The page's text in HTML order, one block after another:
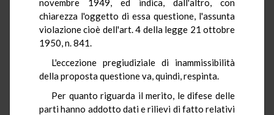
novembre 1949, ed indica, dall'altro, con
chiarezza l'oggetto di essa questione, l'assunta
violazione cioè dell'art. 4 della legge 21 ottobre
1950, n. 841.
L'eccezione pregiudiziale di inammissibilità
della proposta questione va, quindi, respinta.
Per quanto riguarda il merito, le difese delle
parti hanno addotto dati e rilievi di fatto relativi